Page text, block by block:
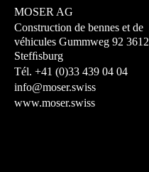
MOSER AG
Construction de bennes et de
véhicules Gummweg 92 3612
Stefﬁsburg
Tél. +41 (0)33 439 04 04
info@moser.swiss
www.moser.swiss